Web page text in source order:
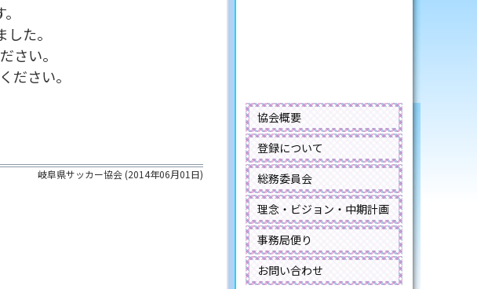
た。
さい。
ださい。
岐阜県サッカー協会 (2014年06月01日)
協会概要
登録について
総務委員会
理念・ビジョン・中期計画
事務局便り
お問い合わせ